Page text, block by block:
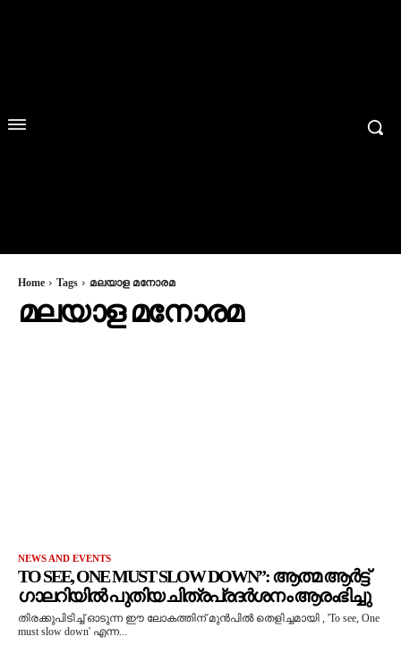
Home Tags മലയാള മനോരമ
മലയാള മനോരമ
NEWS AND EVENTS
TO SEE, ONE MUST SLOW DOWN”: ആത്മ ആർട്ട്
ഗാലറിയിൽ പുതിയ ചിത്രപ്രദർശനം ആരംഭിച്ചു
തിരക്കുപിടിച്ച് ഓടുന്ന ഈ ലോകത്തിന് മുൻപിൽ തെളിച്ചമായി , 'To see, One
must slow down' എന്ന...